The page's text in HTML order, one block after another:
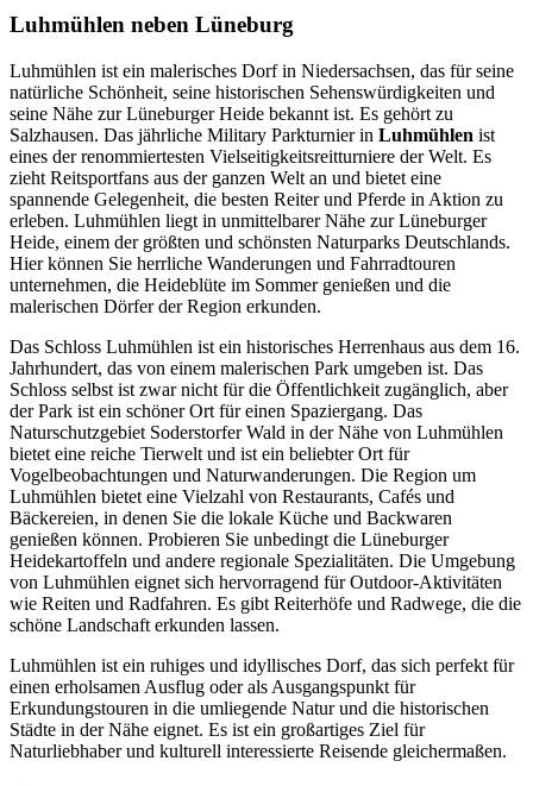
Luhmühlen neben Lüneburg
Luhmühlen ist ein malerisches Dorf in Niedersachsen, das für seine
natürliche Schönheit, seine historischen Sehenswürdigkeiten und
seine Nähe zur Lüneburger Heide bekannt ist. Es gehört zu
Salzhausen. Das jährliche Military Parkturnier in Luhmühlen ist
eines der renommiertesten Vielseitigkeitsreitturniere der Welt. Es
zieht Reitsportfans aus der ganzen Welt an und bietet eine
spannende Gelegenheit, die besten Reiter und Pferde in Aktion zu
erleben. Luhmühlen liegt in unmittelbarer Nähe zur Lüneburger
Heide, einem der größten und schönsten Naturparks Deutschlands.
Hier können Sie herrliche Wanderungen und Fahrradtouren
unternehmen, die Heideblüte im Sommer genießen und die
malerischen Dörfer der Region erkunden.
Das Schloss Luhmühlen ist ein historisches Herrenhaus aus dem 16.
Jahrhundert, das von einem malerischen Park umgeben ist. Das
Schloss selbst ist zwar nicht für die Öffentlichkeit zugänglich, aber
der Park ist ein schöner Ort für einen Spaziergang. Das
Naturschutzgebiet Soderstorfer Wald in der Nähe von Luhmühlen
bietet eine reiche Tierwelt und ist ein beliebter Ort für
Vogelbeobachtungen und Naturwanderungen. Die Region um
Luhmühlen bietet eine Vielzahl von Restaurants, Cafés und
Bäckereien, in denen Sie die lokale Küche und Backwaren
genießen können. Probieren Sie unbedingt die Lüneburger
Heidekartoffeln und andere regionale Spezialitäten. Die Umgebung
von Luhmühlen eignet sich hervorragend für Outdoor-Aktivitäten
wie Reiten und Radfahren. Es gibt Reiterhöfe und Radwege, die die
schöne Landschaft erkunden lassen.
Luhmühlen ist ein ruhiges und idyllisches Dorf, das sich perfekt für
einen erholsamen Ausflug oder als Ausgangspunkt für
Erkundungstouren in die umliegende Natur und die historischen
Städte in der Nähe eignet. Es ist ein großartiges Ziel für
Naturliebhaber und kulturell interessierte Reisende gleichermaßen.